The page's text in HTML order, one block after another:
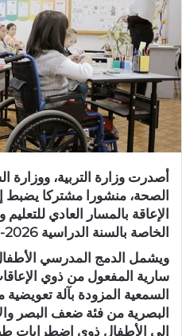
أصدرت وزارة التربية، ووزارة
الصحة، منشورا مشتركا
الإعاقة بالمسار العادي
الخاصة بالسنة الدراسية 2026-2027 .
ويشمل الدمج المدرسي
سارية المفعول من ذوي
السمعية المزودة بآلة
البصرية من فئة ضعف البصر
إلى الأطفال ذوي اضطرابات